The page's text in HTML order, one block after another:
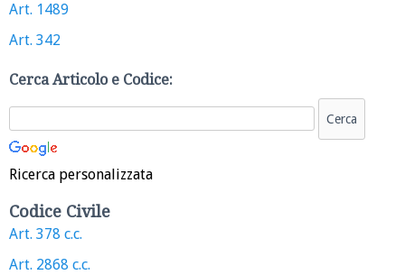
Art. 1489
Art. 342
Cerca Articolo e Codice:
Ricerca personalizzata
Codice Civile
Art. 378 c.c.
Art. 2868 c.c.